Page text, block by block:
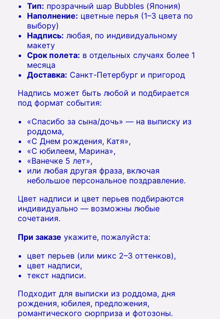
Тип: прозрачный шар Bubbles (Япония)
Наполнение: цветные перья (1–3 цвета по
выбору)
Надпись: любая, по индивидуальному
макету
Срок полета: в отдельных случаях более 1
месяца
Доставка: Санкт-Петербург и пригород
Надпись может быть любой и подбирается
под формат события:
«Спасибо за сына/дочь» — на выписку из
роддома,
«С Днем рождения, Катя»,
«С юбилеем, Марина»,
«Ванечке 5 лет»,
или любая другая фраза, включая
небольшое персональное поздравление.
Цвет надписи и цвет перьев подбираются
индивидуально — возможны любые
сочетания.
При заказе укажите, пожалуйста:
цвет перьев (или микс 2–3 оттенков),
цвет надписи,
текст надписи.
Подходит для выписки из роддома, дня
рождения, юбилея, предложения,
романтического сюрприза и фотозоны.